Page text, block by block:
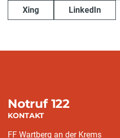
Xing LinkedIn
Notruf 122
KONTAKT
FF Wartberg an der Krems